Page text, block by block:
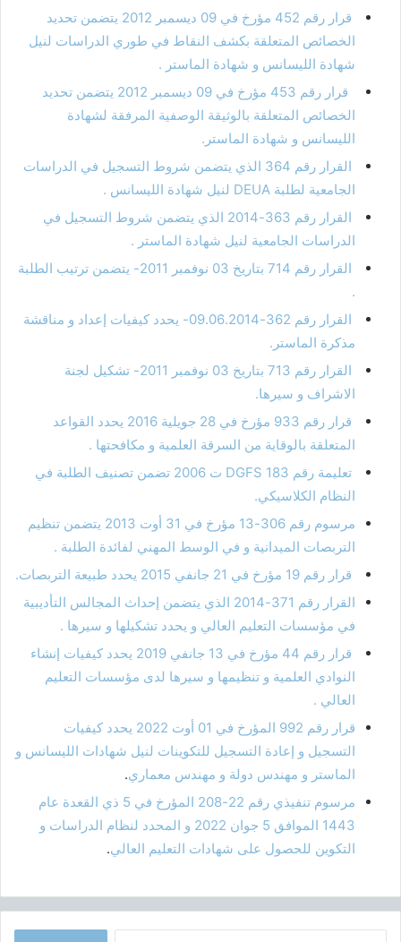
قرار رقم 452 مؤرخ في 09 ديسمبر 2012 يتضمن تحديد
الخصائص المتعلقة بكشف النقاط في طوري الدراسات لنيل
شهادة الليسانس و شهادة الماستر .
قرار رقم 453 مؤرخ في 09 ديسمبر 2012 يتضمن تحديد
الخصائص المتعلقة بالوثيقة الوصفية المرفقة لشهادة
الليسانس و شهادة الماستر.
القرار رقم 364 الذي يتضمن شروط التسجيل في الدراسات
الجامعية لطلبة DEUA لنيل شهادة الليسانس .
القرار رقم 363-2014 الذي يتضمن شروط التسجيل في
الدراسات الجامعية لنيل شهادة الماستر .
القرار رقم 714 بتاريخ 03 نوفمبر 2011- يتضمن ترتيب الطلبة
.
القرار رقم 362-09.06.2014- يحدد كيفيات إعداد و مناقشة
مذكرة الماستر.
القرار رقم 713 بتاريخ 03 نوفمبر 2011- تشكيل لجنة
الاشراف و سيرها.
قرار رقم 933 مؤرخ في 28 جويلية 2016 يحدد القواعد
المتعلقة بالوقاية من السرقة العلمية و مكافحتها .
تعليمة رقم 183 DGFS ت 2006 تضمن تصنيف الطلبة في
النظام الكلاسيكي.
مرسوم رقم 306-13 مؤرخ في 31 أوت 2013 يتضمن تنظيم
التربصات الميدانية و في الوسط المهني لفائدة الطلبة .
قرار رقم 19 مؤرخ في 21 جانفي 2015 يحدد طبيعة التربصات.
القرار رقم 371-2014 الذي يتضمن إحداث المجالس التأديبية
في مؤسسات التعليم العالي و يحدد تشكيلها و سيرها .
قرار رقم 44 مؤرخ في 13 جانفي 2019 يحدد كيفيات إنشاء
النوادي العلمية و تنظيمها و سيرها لدى مؤسسات التعليم
العالي .
قرار رقم 992 المؤرخ في 01 أوت 2022 يحدد كيفيات
التسجيل و إعادة التسجيل للتكوينات لنيل شهادات الليسانس و
الماستر و مهندس دولة و مهندس معماري.
مرسوم تنفيذي رقم 22-208 المؤرخ في 5 ذي القعدة عام
1443 الموافق 5 جوان 2022 و المحدد لنظام الدراسات و
التكوين للحصول على شهادات التعليم العالي.